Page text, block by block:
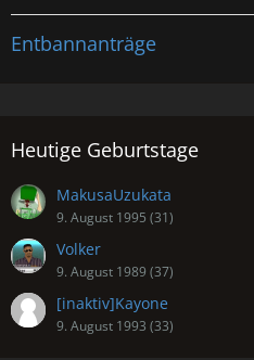
Entbannanträge
Heutige Geburtstage
MakusaUzukata
9. August 1995 (31)
Volker
9. August 1989 (37)
[inaktiv]Kayone
9. August 1993 (33)